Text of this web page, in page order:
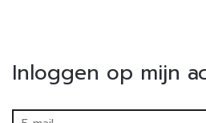
Inloggen op mijn